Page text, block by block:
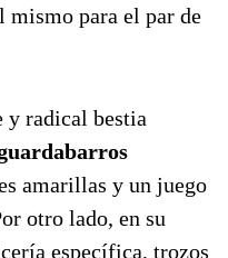
mismo para el par de
y radical bestia
amarillas y un juego
otro lado, en su
específica, trozos